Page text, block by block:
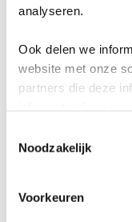
analyseren.
Ook delen we
website met onze
partners die deze
Noodzakelijk
Voorkeuren